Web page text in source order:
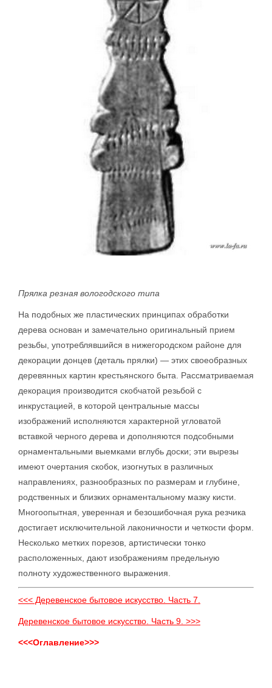
Прялка резная вологодского типа
На подобных же пластических принципах обработки
дерева основан и замечательно оригинальный прием
резьбы, употреблявшийся в нижегородском районе для
декорации донцев (деталь прялки) — этих своеобразных
деревянных картин крестьянского быта. Рассматриваемая
декорация производится скобчатой резьбой с
инкрустацией, в которой центральные массы
изображений исполняются характерной угловатой
вставкой черного дерева и дополняются подсобными
орнаментальными выемками вглубь доски; эти вырезы
имеют очертания скобок, изогнутых в различных
направлениях, разнообразных по размерам и глубине,
родственных и близких орнаментальному мазку кисти.
Многоопытная, уверенная и безошибочная рука резчика
достигает исключительной лаконичности и четкости форм.
Несколько метких порезов, артистически тонко
расположенных, дают изображениям предельную
полноту художественного выражения.
<<< Деревенское бытовое искусство. Часть 7.
Деревенское бытовое искусство. Часть 9. >>>
<<<Оглавление>>>